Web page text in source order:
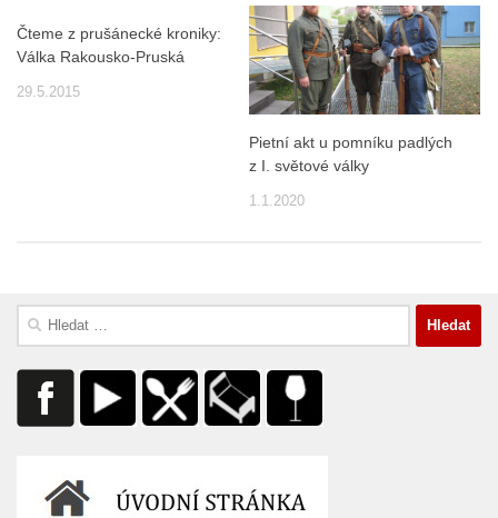
Čteme z prušánecké kroniky:
Válka Rakousko-Pruská
29.5.2015
Pietní akt u pomníku padlých
z I. světové války
1.1.2020
Vyhledávání